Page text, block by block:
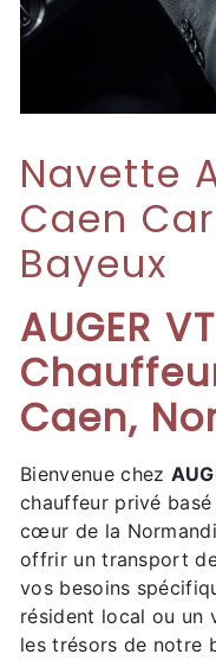
Navette
Caen
Bayeux
AUGER
Caen,
Bienvenue chez
chauffeur privé basé
cœur de la
offrir un transport
vos besoins
résident local ou un
les trésors de notre